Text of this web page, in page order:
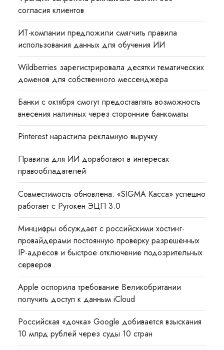
согласия клиентов
ИТ-компании предложили смягчить правила
использования данных для обучения ИИ
Wildberries зарегистрировала десятки тематических
доменов для собственного мессенджера
Банки с октября смогут предоставлять возможность
внесения наличных через сторонние банкоматы
Pinterest нарастила рекламную выручку
Правила для ИИ доработают в интересах
правообладателей
Совместимость обновлена: «SIGMA Касса» успешно
работает с Рутокен ЭЦП 3.0
Минцифры обсуждает с российскими хостинг-
провайдерами постоянную проверку разрешённых
IP-адресов и быстрое отключение подозрительных
серверов
Apple оспорила требование Великобритании
получить доступ к данным iCloud
Российская «дочка» Google добивается взыскания
10 млрд рублей через суды 10 стран